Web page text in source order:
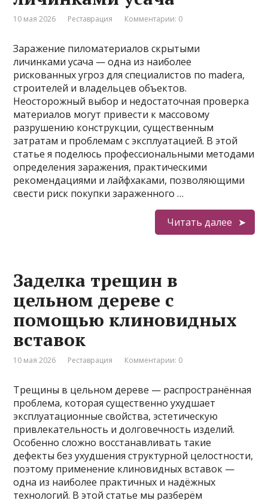
10 мая 2026 Реставрация Комментарии: 0
Заражение пиломатериалов скрытыми
личинками усача — одна из наиболее
рискованных угроз для специалистов по madera,
строителей и владельцев объектов.
Неосторожный выбор и недостаточная проверка
материалов могут привести к массовому
разрушению конструкции, существенным
затратам и проблемам с эксплуатацией. В этой
статье я поделюсь профессиональными методами
определения заражения, практическими
рекомендациями и лайфхаками, позволяющими
свести риск покупки зараженного …
Читать далее
Заделка трещин в
цельном дереве с
помощью клиновидных
вставок
10 мая 2026 Реставрация Комментарии: 0
Трещины в цельном дереве — распространённая
проблема, которая существенно ухудшает
эксплуатационные свойства, эстетическую
привлекательность и долговечность изделий.
Особенно сложно восстанавливать такие
дефекты без ухудшения структурной целостности,
поэтому применение клиновидных вставок —
одна из наиболее практичных и надёжных
технологий. В этой статье мы разберём